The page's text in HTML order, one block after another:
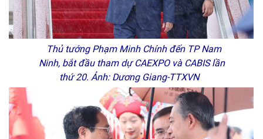
Thủ tướng Phạm Minh Chính đến TP Nam
Ninh, bắt đầu tham dự CAEXPO và CABIS lần
thứ 20. Ảnh: Dương Giang-TTXVN